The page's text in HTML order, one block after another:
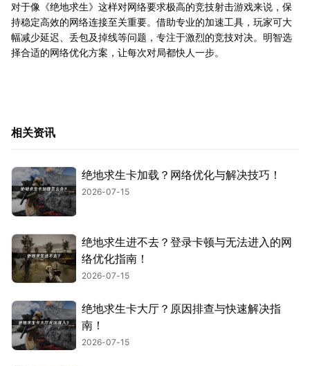
对于像《绝地求生》这样对网络要求极高的竞技射击游戏来说，保
持稳定高效的网络连接至关重要。借助专业的加速工具，玩家可大
幅减少延迟、丢包及掉线等问题，专注于激烈的竞技对决。明智选
择合适的网络优化方案，让每次对局都快人一步。
相关资讯
绝地求生卡加载？网络优化与解决技巧！
2026-07-15
绝地求生进不去？登录卡顿与无法进入的网
络优化指南！
2026-07-15
绝地求生卡大厅？原因排查与快速解决指
南！
2026-07-15